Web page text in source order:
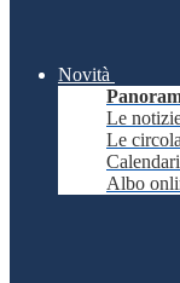
Novità
Le
Le
Albo